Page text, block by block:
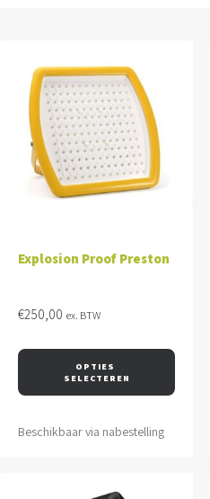
Explosion Proof Preston
€250,00 ex. BTW
OPTIES
SELECTEREN
Beschikbaar via nabestelling